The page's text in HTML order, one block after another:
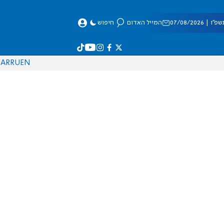
08/2026 המייל האדום חיפוש
EN
RU
AR